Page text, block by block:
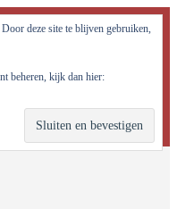
krachten in jezelf
deze site te blijven gebruiken,
beheren, kijk dan hier: